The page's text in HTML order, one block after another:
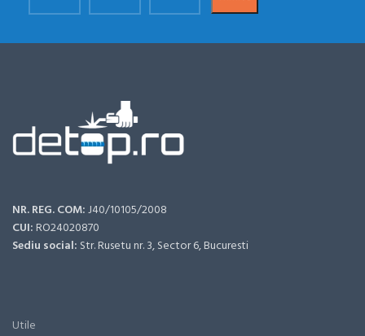
NR. REG. COM:J40/10105/2008
CUI:RO24020870
Sediu social: Str. Rusetu nr. 3, Sector 6, Bucuresti
Utile